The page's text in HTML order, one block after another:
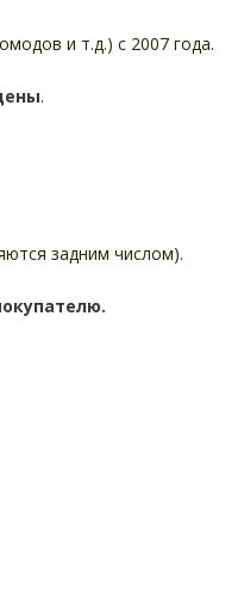
и т.д.) с 2007 года.
.
задним числом).